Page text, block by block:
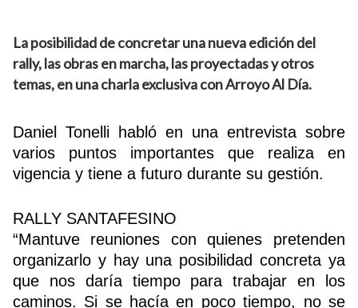
La posibilidad de concretar una nueva edición del
rally, las obras en marcha, las proyectadas y otros
temas, en una charla exclusiva con Arroyo Al Día.
Daniel Tonelli habló en una entrevista sobre
varios puntos importantes que realiza en
vigencia y tiene a futuro durante su gestión.
RALLY SANTAFESINO
“Mantuve reuniones con quienes pretenden
organizarlo y hay una posibilidad concreta ya
que nos daría tiempo para trabajar en los
caminos. Si se hacía en poco tiempo, no se